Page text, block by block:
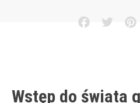
FacebookTwitter
Wstęp do świata